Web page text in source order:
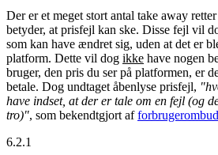
Der er et meget stort antal take away
betyder, at prisfejl kan ske. Disse fejl vil
som kan have ændret sig, uden at det er
platform. Dette vil dog ikke have nogen
bruger, den pris du ser på platformen, er
betale. Dog undtaget åbenlyse prisfejl,
have indset, at der er tale om en fejl (og
tro)", som bekendtgjort af
6.2.1